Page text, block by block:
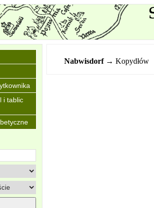
i tablic
Nabwisdorf → Kopydłów